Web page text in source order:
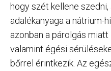
hogy szét kellene
adalékanyaga a nátrium-
azonban a párolgás
valamint égési
bőrrel érintkezik. Az